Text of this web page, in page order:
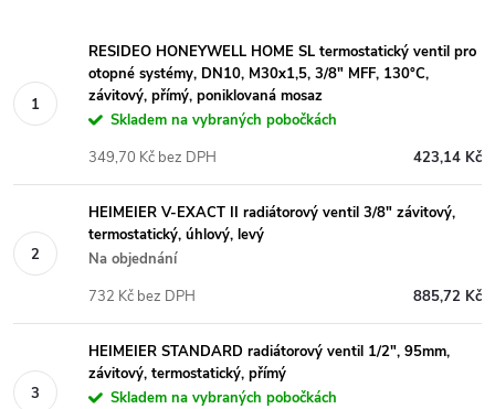
RESIDEO HONEYWELL HOME SL termostatický ventil pro
otopné systémy, DN10, M30x1,5, 3/8" MFF, 130°C,
závitový, přímý, poniklovaná mosaz
Skladem na vybraných pobočkách
423,14 Kč
349,70 Kč bez DPH
HEIMEIER V-EXACT II radiátorový ventil 3/8" závitový,
termostatický, úhlový, levý
Na objednání
885,72 Kč
732 Kč bez DPH
HEIMEIER STANDARD radiátorový ventil 1/2", 95mm,
závitový, termostatický, přímý
Skladem na vybraných pobočkách